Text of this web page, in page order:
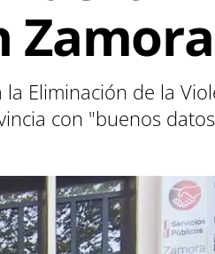
Zamora
Eliminación de la
con "buenos